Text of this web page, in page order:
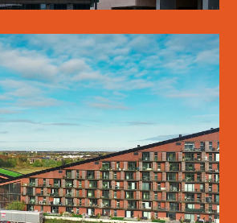
GREEN HILLS
SE MERE